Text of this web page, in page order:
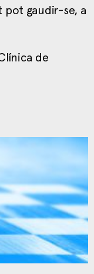
pot gaudir-se, a
de